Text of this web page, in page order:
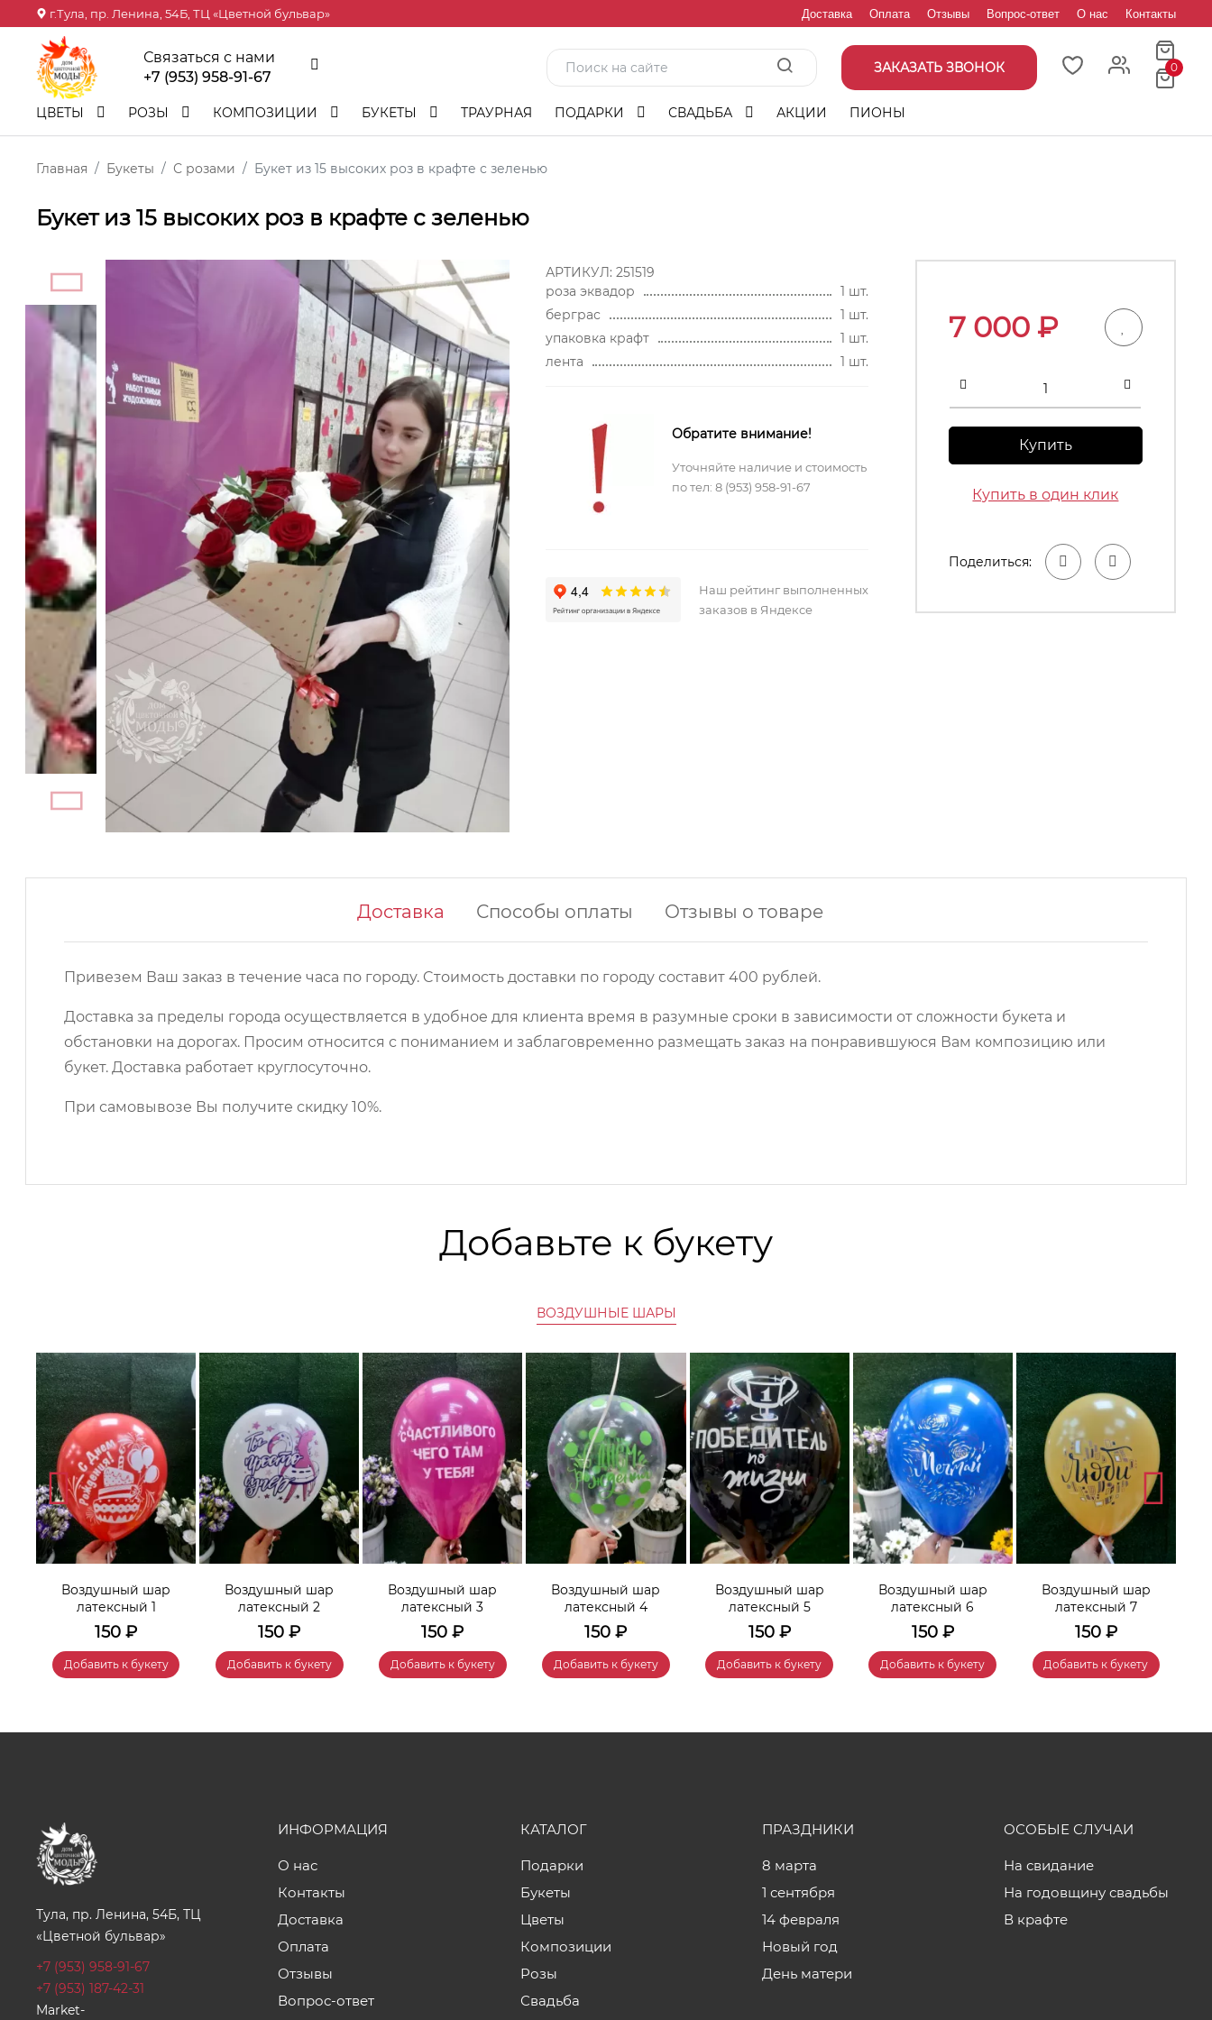
г.Тула, пр. Ленина, 54Б, ТЦ «Цветной бульвар» Доставка Оплата Отзывы Вопрос-ответ О нас Контакты
Связаться с нами
+7 (953) 958-91-67
ЗАКАЗАТЬ ЗВОНОК 0
ЦВЕТЫ РОЗЫ КОМПОЗИЦИИ БУКЕТЫ ТРАУРНАЯ ПОДАРКИ СВАДЬБА АКЦИИ ПИОНЫ
Главная Букеты С розами Букет из 15 высоких роз в крафте с зеленью
Букет из 15 высоких роз в крафте с зеленью
АРТИКУЛ: 251519
роза эквадор
1 шт.
берграс
1 шт.
упаковка крафт
1 шт.
лента
1 шт.
Обратите внимание!
Уточняйте наличие и стоимость
по тел: 8 (953) 958-91-67
Наш рейтинг выполненных
заказов в Яндексе
7 000₽
Купить
Купить в один клик
Поделиться:
Доставка Способы оплаты Отзывы о товаре
Привезем Ваш заказ в течение часа по городу. Cтоимость доставки по городу составит 400 рублей.
Доставка за пределы города осуществляется в удобное для клиента время в разумные сроки в зависимости от сложности букета и
обстановки на дорогах. Просим относится с пониманием и заблаговременно размещать заказ на понравившуюся Вам композицию или
букет. Доставка работает круглосуточно.
При самовывозе Вы получите скидку 10%.
Добавьте к букету
ВОЗДУШНЫЕ ШАРЫ
Воздушный шар
латексный 1
150 ₽
Добавить к букету
Воздушный шар
латексный 2
150 ₽
Добавить к букету
Воздушный шар
латексный 3
150 ₽
Добавить к букету
Воздушный шар
латексный 4
150 ₽
Добавить к букету
Воздушный шар
латексный 5
150₽
Добавить к букету
Воздушный шар
латексный 6
150₽
Добавить к букету
Воздушный шар
латексный 7
150₽
Добавить к букету
Тула, пр. Ленина, 54Б, ТЦ
«Цветной бульвар»
+7 (953) 958-91-67
+7 (953) 187-42-31
Market-
ИНФОРМАЦИЯ
О нас
Контакты
Доставка
Оплата
Отзывы
Вопрос-ответ
КАТАЛОГ
Подарки
Букеты
Цветы
Композиции
Розы
Свадьба
ПРАЗДНИКИ
8 марта
1 сентября
14 февраля
Новый год
День матери
ОСОБЫЕ СЛУЧАИ
На свидание
На годовщину свадьбы
В крафте